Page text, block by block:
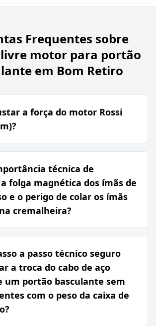
Frequentes sobre
motor para portão
em Bom Retiro
a força do motor Rossi
técnica de
folga magnética dos ímãs de
e o perigo de colar os ímãs
cremalheira?
a passo técnico seguro
a troca do cabo de aço
um portão basculante sem
com o peso da caixa de